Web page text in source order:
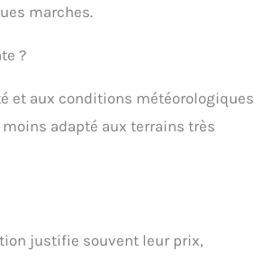
marches.
?
et aux conditions météorologiques
adapté aux terrains très
justifie souvent leur prix,